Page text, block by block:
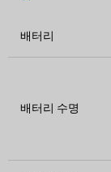
배터리
배터리 수명